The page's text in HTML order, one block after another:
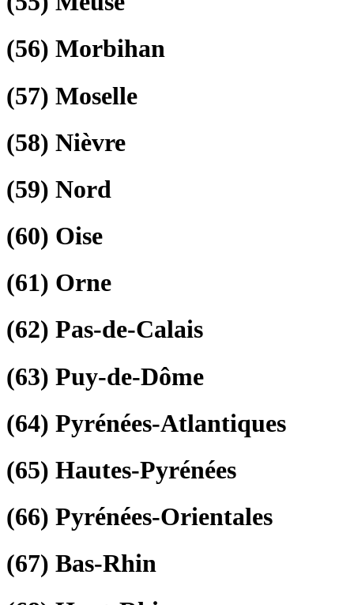
(56) Morbihan
(57) Moselle
(58) Nièvre
(59) Nord
(60) Oise
(61) Orne
(62) Pas-de-Calais
(63) Puy-de-Dôme
(64) Pyrénées-Atlantiques
(65) Hautes-Pyrénées
(66) Pyrénées-Orientales
(67) Bas-Rhin